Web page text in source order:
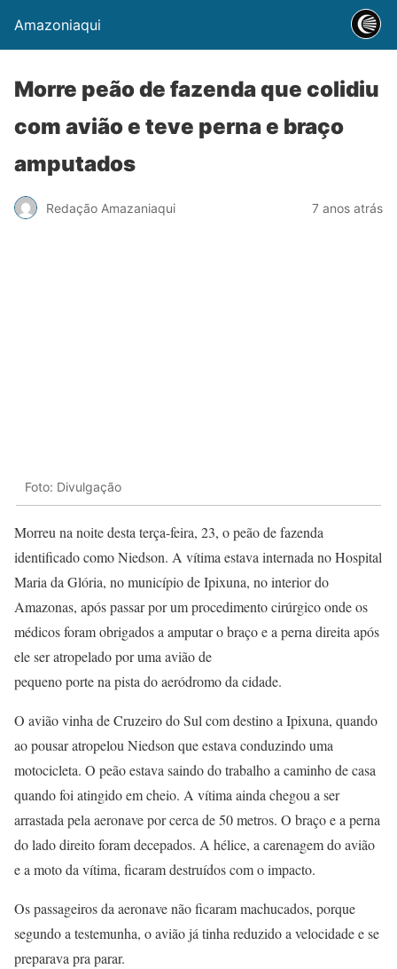
Amazoniaqui
Morre peão de fazenda que colidiu
com avião e teve perna e braço
amputados
Redação Amazaniaqui 7 anos atrás
Foto: Divulgação
Morreu na noite desta terça-feira, 23, o peão de fazenda
identificado como Niedson. A vítima estava internada no Hospital
Maria da Glória, no município de Ipixuna, no interior do
Amazonas, após passar por um procedimento cirúrgico onde os
médicos foram obrigados a amputar o braço e a perna direita após
ele ser atropelado por uma avião de
pequeno porte na pista do aeródromo da cidade.
O avião vinha de Cruzeiro do Sul com destino a Ipixuna, quando
ao pousar atropelou Niedson que estava conduzindo uma
motocicleta. O peão estava saindo do trabalho a caminho de casa
quando foi atingido em cheio. A vítima ainda chegou a ser
arrastada pela aeronave por cerca de 50 metros. O braço e a perna
do lado direito foram decepados. A hélice, a carenagem do avião
e a moto da vítima, ficaram destruídos com o impacto.
Os passageiros da aeronave não ficaram machucados, porque
segundo a testemunha, o avião já tinha reduzido a velocidade e se
preparava pra parar.